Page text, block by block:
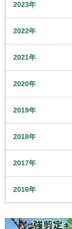
2023年
2022年
2021年
2020年
2019年
2018年
2017年
2016年